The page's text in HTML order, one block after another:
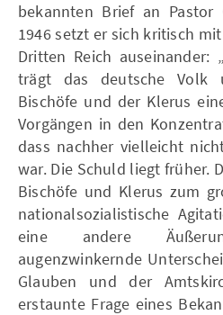
bekannten Brief an Pastor
1946 setzt er sich kritisch
Dritten Reich auseinander:
trägt das deutsche Volk
Bischöfe und der Klerus
Vorgängen in den
dass nachher vielleicht
war. Die Schuld liegt früher.
Bischöfe und Klerus zum
nationalsozialistische
eine andere
augenzwinkernde
Glauben und der
erstaunte Frage eines